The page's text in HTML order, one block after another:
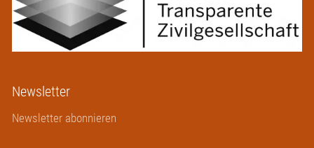
Newsletter
Newsletter abonnieren